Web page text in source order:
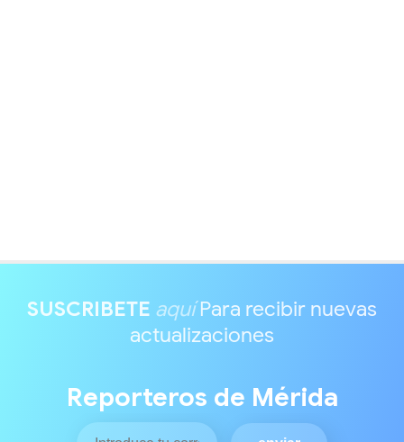
SUSCRIBETE aquíPara recibir nuevas
actualizaciones
Reporteros de Mérida